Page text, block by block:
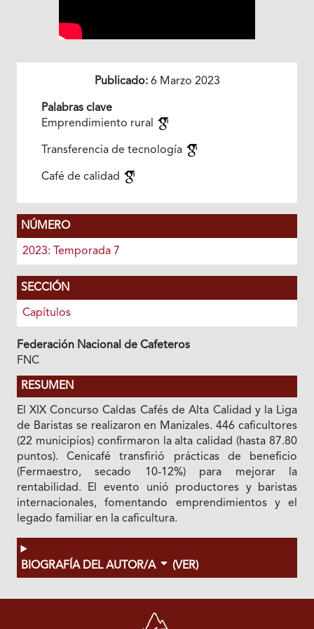
Publicado:6 Marzo 2023
Palabras clave
Emprendimiento rural
Transferencia de tecnología
Café de calidad
NÚMERO
2023: Temporada 7
SECCIÓN
Capítulos
Federación Nacional de Cafeteros
FNC
RESUMEN
El XIX Concurso Caldas Cafés de Alta Calidad y la Liga
de Baristas se realizaron en Manizales. 446 caficultores
(22 municipios) confirmaron la alta calidad (hasta 87.80
puntos). Cenicafé transfirió prácticas de beneficio
(Fermaestro, secado 10-12%) para mejorar la
rentabilidad. El evento unió productores y baristas
internacionales, fomentando emprendimientos y el
legado familiar en la caficultura.
BIOGRAFÍA DEL AUTOR/A (VER)